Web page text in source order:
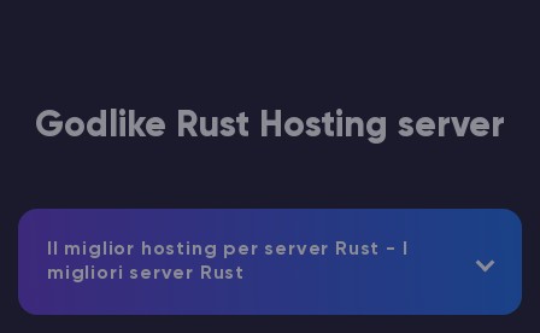
Godlike Rust Hosting server
Il miglior hosting per server Rust - I
migliori server Rust